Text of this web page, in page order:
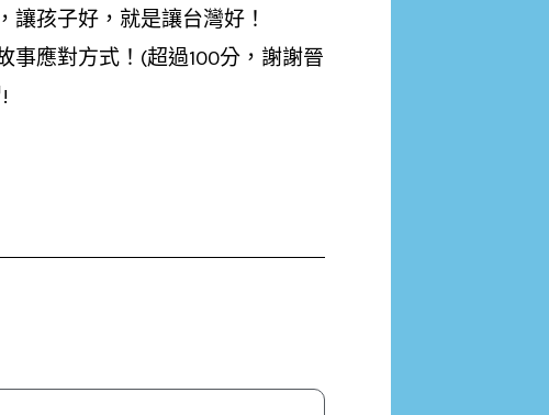
孩子好，就是讓台灣好！
應對方式！(超過100分，謝謝晉